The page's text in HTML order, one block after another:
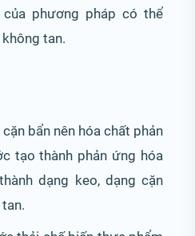
phương pháp có thể
tan.
bẩn nên hóa chất phản
tạo thành phản ứng hóa
dạng keo, dạng cặn